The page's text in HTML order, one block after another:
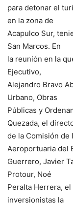
para detonar el
en la zona de
Acapulco Sur,
San Marcos. En
la reunión en la
Ejecutivo,
Alejandro Bravo
Urbano, Obras
Públicas y
Quezada, el
de la Comisión
Aeroportuaria del
Guerrero, Javier
Protour, Noé
Peralta Herrera,
inversionistas la